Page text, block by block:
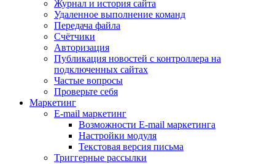
Журнал и история сайта
Удаленное выполнение команд
Передача файла
Счётчики
Авторизация
Публикация новостей с контроллера на
подключенных сайтах
Частые вопросы
Проверьте себя
Маркетинг
E-mail маркетинг
Возможности E-mail маркетинга
Настройки модуля
Текстовая версия письма
Триггерные рассылки